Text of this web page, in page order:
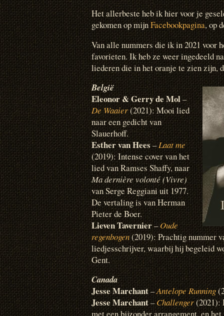
Het allerbeste heb ik hier voor je
gekomen op mijnFacebookpagina, op
Van alle nummers die ik in 2021 voor
favorieten. Ik heb ze weer ingedeeld
liederen die in het oranje te zien zijn,
België
Eleonor & Gerry de Mol–
De Waaier(2021): Mooi lied
naar een gedicht van
Slauerhoff.
Esther van Hees–Laat me
(2019): Intense cover van het
lied van Ramses Shaffy, naar
Ma dernière volonté (Vivre)
van Serge Reggiani uit 1977.
De vertaling is van Herman
Pieter de Boer.
Lieven Tavernier–Oude
regenbogen(2019): Prachtig nummer
liedjesschrijver, waarbij hij begeleid
Gent.
Canada
Jesse Marchant–Antelope Running
Jesse Marchant–Challenger(2021):